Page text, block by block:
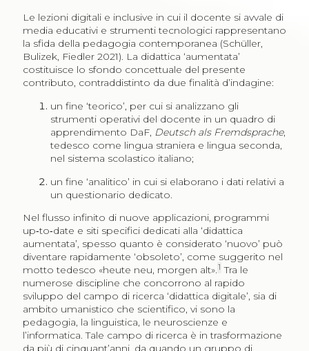
Le lezioni digitali e inclusive in cui il docente si avvale di
media educativi e strumenti tecnologici rappresentano
la sfida della pedagogia contemporanea (Schüller,
Bulizek, Fiedler 2021). La didattica ‘aumentata’
costituisce lo sfondo concettuale del presente
contributo, contraddistinto da due finalità d’indagine:
un fine ‘teorico’, per cui si analizzano gli
strumenti operativi del docente in un quadro di
apprendimento DaF, Deutsch als Fremdsprache,
tedesco come lingua straniera e lingua seconda,
nel sistema scolastico italiano;
un fine ‘analitico’ in cui si elaborano i dati relativi a
un questionario dedicato.
Nel flusso infinito di nuove applicazioni, programmi
up‑to‑date e siti specifici dedicati alla ‘didattica
aumentata’, spesso quanto è considerato ‘nuovo’ può
diventare rapidamente ‘obsoleto’, come suggerito nel
motto tedesco «heute neu, morgen alt».1 Tra le
numerose discipline che concorrono al rapido
sviluppo del campo di ricerca ‘didattica digitale’, sia di
ambito umanistico che scientifico, vi sono la
pedagogia, la linguistica, le neuroscienze e
l’informatica. Tale campo di ricerca è in trasformazione
da più di cinquant’anni, da quando un gruppo di